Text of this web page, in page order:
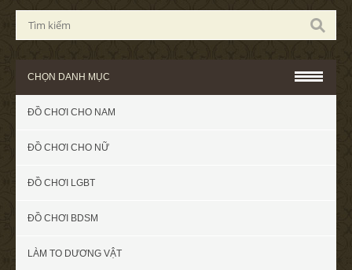
CHỌN DANH MỤC
ĐỒ CHƠI CHO NAM
ĐỒ CHƠI CHO NỮ
ĐỒ CHƠI LGBT
ĐỒ CHƠI BDSM
LÀM TO DƯƠNG VẬT